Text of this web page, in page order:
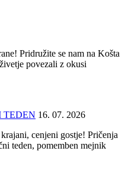
Pridružite se nam na Košta
povezali z okusi
TEDEN 16. 07. 2026
cenjeni gostje! Pričenja
teden, pomemben mejnik